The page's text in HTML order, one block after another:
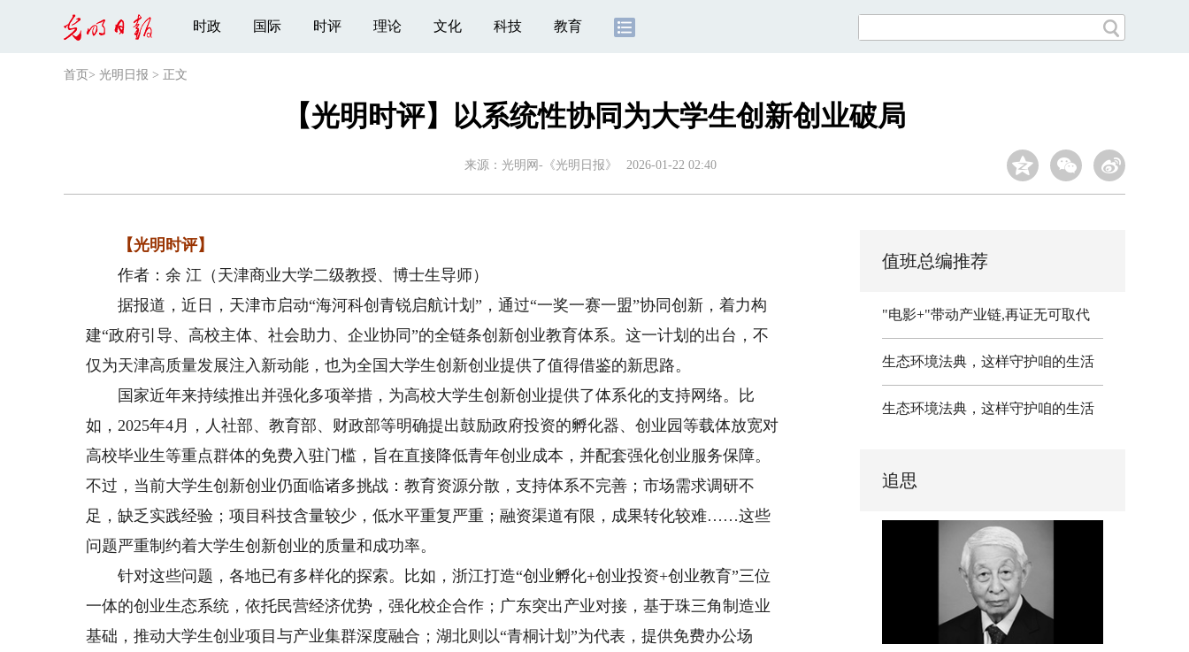
时政 国际 时评 理论 文化 科技 教育
首页 > 光明日报 > 正文
【光明时评】以系统性协同为大学生创新创业破局
来源： 光明网-《光明日报》 2026-01-22 02:40
【光明时评】
作者：余 江（天津商业大学二级教授、博士生导师）
据报道，近日，天津市启动“海河科创青锐启航计划”，通过“一奖一赛一盟”协同创新，着力构
建“政府引导、高校主体、社会助力、企业协同”的全链条创新创业教育体系。这一计划的出台，不
仅为天津高质量发展注入新动能，也为全国大学生创新创业提供了值得借鉴的新思路。
国家近年来持续推出并强化多项举措，为高校大学生创新创业提供了体系化的支持网络。比
如，2025年4月，人社部、教育部、财政部等明确提出鼓励政府投资的孵化器、创业园等载体放宽对
高校毕业生等重点群体的免费入驻门槛，旨在直接降低青年创业成本，并配套强化创业服务保障。
不过，当前大学生创新创业仍面临诸多挑战：教育资源分散，支持体系不完善；市场需求调研不
足，缺乏实践经验；项目科技含量较少，低水平重复严重；融资渠道有限，成果转化较难……这些
问题严重制约着大学生创新创业的质量和成功率。
针对这些问题，各地已有多样化的探索。比如，浙江打造“创业孵化+创业投资+创业教育”三位
一体的创业生态系统，依托民营经济优势，强化校企合作；广东突出产业对接，基于珠三角制造业
基础，推动大学生创业项目与产业集群深度融合；湖北则以“青桐计划”为代表，提供免费办公场
值班总编推荐
"电影+"带动产业链,再证无可取代
生态环境法典，这样守护咱的生活
生态环境法典，这样守护咱的生活
追思